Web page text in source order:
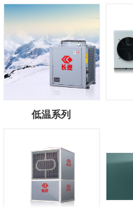
低温系列